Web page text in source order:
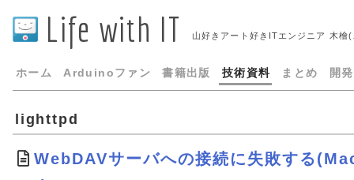
Life with IT 山好きアート好きITエンジニア 木檜
ホーム Arduinoファン 書籍出版 技術資料 まとめ 開
lighttpd
WebDAVサーバへの接続に失敗する